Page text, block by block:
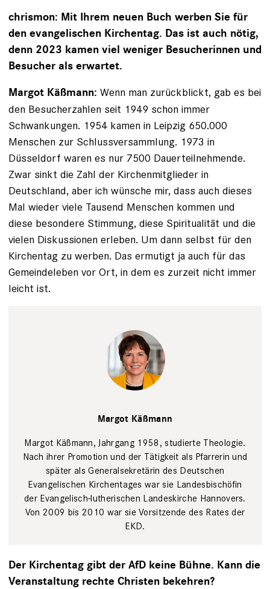
chrismon: Mit Ihrem neuen Buch werben Sie für
den evangelischen Kirchentag. Das ist auch nötig,
denn 2023 kamen viel weniger Besucherinnen und
Besucher als erwartet.
Margot Käßmann: Wenn man zurückblickt, gab es bei
den Besucherzahlen seit 1949 schon immer
Schwankungen. 1954 kamen in Leipzig 650.000
Menschen zur Schlussversammlung. 1973 in
Düsseldorf waren es nur 7500 Dauerteilnehmende.
Zwar sinkt die Zahl der Kirchenmitglieder in
Deutschland, aber ich wünsche mir, dass auch dieses
Mal wieder viele Tausend Menschen kommen und
diese besondere Stimmung, diese Spiritualität und die
vielen Diskussionen erleben. Um dann selbst für den
Kirchentag zu werben. Das ermutigt ja auch für das
Gemeindeleben vor Ort, in dem es zurzeit nicht immer
leicht ist.
Margot Käßmann
Margot Käßmann, Jahrgang 1958, studierte Theologie.
Nach ihrer Promotion und der Tätigkeit als Pfarrerin und
später als Generalsekretärin des Deutschen
Evangelischen Kirchentages war sie Landesbischöfin
der Evangelisch-lutherischen Landeskirche Hannovers.
Von 2009 bis 2010 war sie Vorsitzende des Rates der
EKD.
Der Kirchentag gibt der AfD keine Bühne. Kann die
Veranstaltung rechte Christen bekehren?